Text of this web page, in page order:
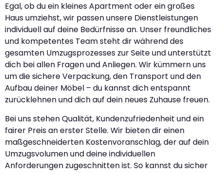
Egal, ob du ein kleines Apartment oder ein großes
Haus umziehst, wir passen unsere Dienstleistungen
individuell auf deine Bedürfnisse an. Unser freundliches
und kompetentes Team steht dir während des
gesamten Umzugsprozesses zur Seite und unterstützt
dich bei allen Fragen und Anliegen. Wir kümmern uns
um die sichere Verpackung, den Transport und den
Aufbau deiner Möbel – du kannst dich entspannt
zurücklehnen und dich auf dein neues Zuhause freuen.
Bei uns stehen Qualität, Kundenzufriedenheit und ein
fairer Preis an erster Stelle. Wir bieten dir einen
maßgeschneiderten Kostenvoranschlag, der auf dein
Umzugsvolumen und deine individuellen
Anforderungen zugeschnitten ist. So kannst du sicher